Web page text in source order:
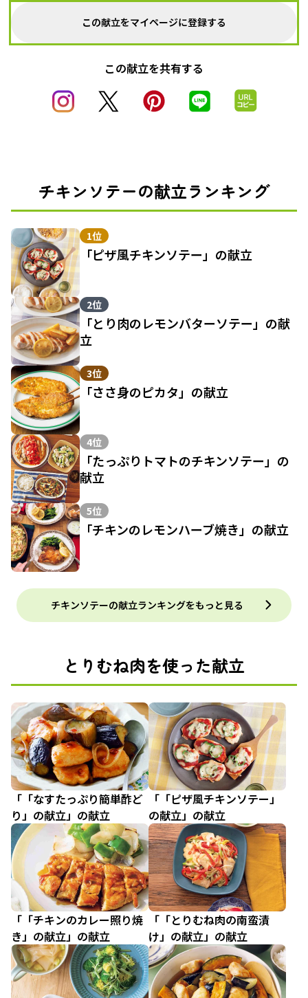
この献立をマイページに登録する
この献立を共有する
チキンソテーの献立ランキング
1位
「ピザ風チキンソテー」の献立
2位
「とり肉のレモンバターソテー」の献
立
3位
「ささ身のピカタ」の献立
4位
「たっぷりトマトのチキンソテー」の
献立
5位
「チキンのレモンハーブ焼き」の献立
チキンソテーの献立ランキングをもっと見る
とりむね肉を使った献立
「「なすたっぷり簡単酢ど
り」の献立」の献立
「「ピザ風チキンソテー」
の献立」の献立
「「チキンのカレー照り焼
き」の献立」の献立
「「とりむね肉の南蛮漬
け」の献立」の献立